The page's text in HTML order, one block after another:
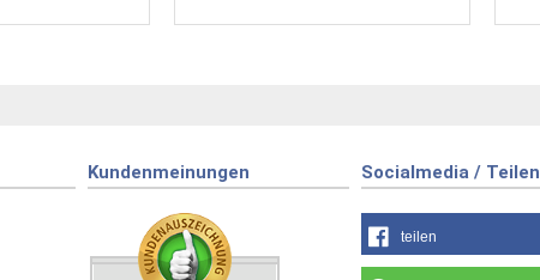
Kundenmeinungen Socialmedia / Teilen
teilen